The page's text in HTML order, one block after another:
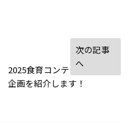
2025食育コンテスト の受賞
企画を紹介します！